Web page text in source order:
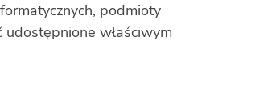
podmioty
właściwym